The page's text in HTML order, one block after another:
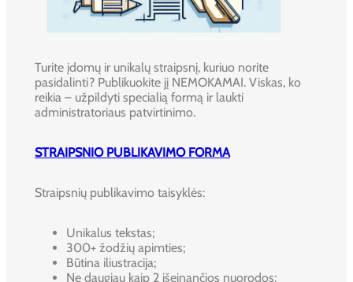
Turite įdomų ir unikalų straipsnį, kuriuo norite
pasidalinti? Publikuokite jį NEMOKAMAI. Viskas, ko
reikia – užpildyti specialią formą ir laukti
administratoriaus patvirtinimo.
STRAIPSNIO PUBLIKAVIMO FORMA
Straipsnių publikavimo taisyklės:
Unikalus tekstas;
300+ žodžių apimties;
Būtina iliustracija;
Ne daugiau kaip 2 išeinančios nuorodos;